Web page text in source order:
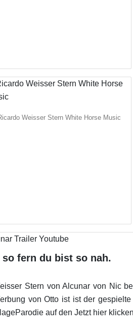
Weisser Stern White Horse Music
fern du bist so nah.
Stern von Alcunar von Nic
von Otto ist ist der
auf den Jetzt hier